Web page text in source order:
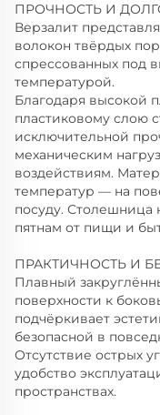
ПРОЧНОСТЬ И
Верзалит
волокон твёрдых
спрессованных под
температурой.
Благодаря высокой
пластиковому слою
исключительной
механическим
воздействиям.
температур — на
посуду. Столешница
пятнам от пищи и
ПРАКТИЧНОСТЬ И
Плавный
поверхности к
подчёркивает
безопасной в
Отсутствие острых
удобство
пространствах.